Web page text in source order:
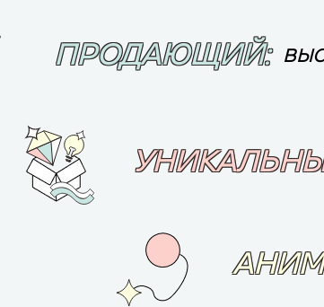
ПРОДАЮЩИЙ: